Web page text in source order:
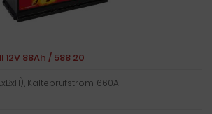
88Ah / 588 20
Kälteprüfstrom: 660A